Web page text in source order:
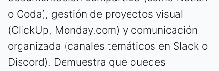
o Coda), gestión de proyectos visual
(ClickUp, Monday.com) y comunicación
organizada (canales temáticos en Slack o
Discord). Demuestra que puedes